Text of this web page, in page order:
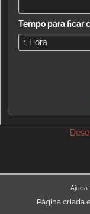
Tempo para ficar
Ajuda|
Página criada